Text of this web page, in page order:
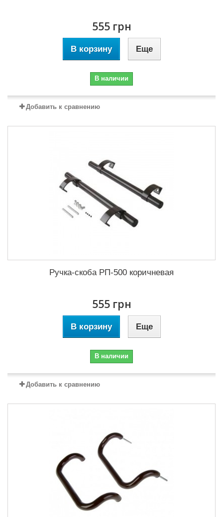
555 грн
В корзину Еще
В наличии
Добавить к сравнению
Ручка-скоба РП-500 коричневая
555 грн
В корзину Еще
В наличии
Добавить к сравнению